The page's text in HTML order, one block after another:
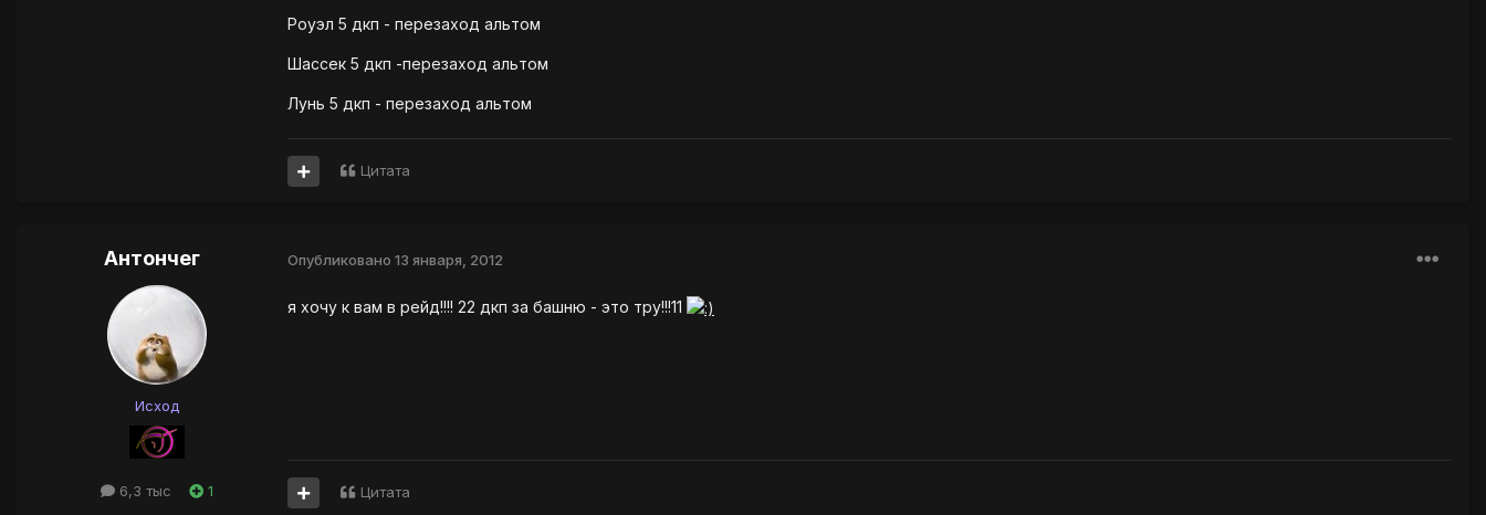
Роуэл 5 дкп - перезаход альтом
Шассек 5 дкп -перезаход альтом
Лунь 5 дкп - перезаход альтом
Цитата
Антончег
Исход
6,3 тыс 1
Опубликовано 13 января, 2012
я хочу к вам в рейд!!!! 22 дкп за башню - это тру!!!11
Цитата